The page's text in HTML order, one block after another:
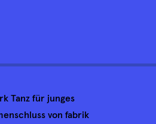
Tanz für junges
von fabrik